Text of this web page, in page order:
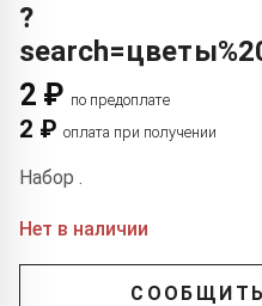
?
2 ₽ по предоплате
2 ₽ оплата при получении
Набор .
Нет в наличии